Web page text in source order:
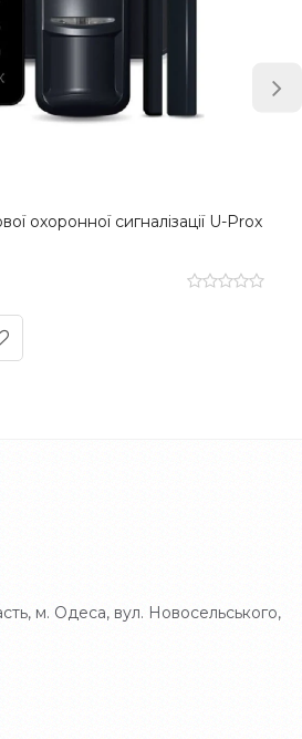
охоронної сигналізації U-Prox
м. Одеса, вул. Новосельського,